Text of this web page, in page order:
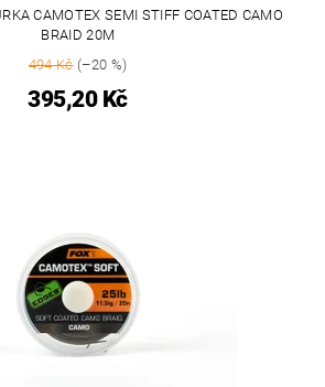
CAMOTEX SEMI STIFF COATED CAMO
BRAID 20M
494 Kč(–20 %)
395,20 Kč